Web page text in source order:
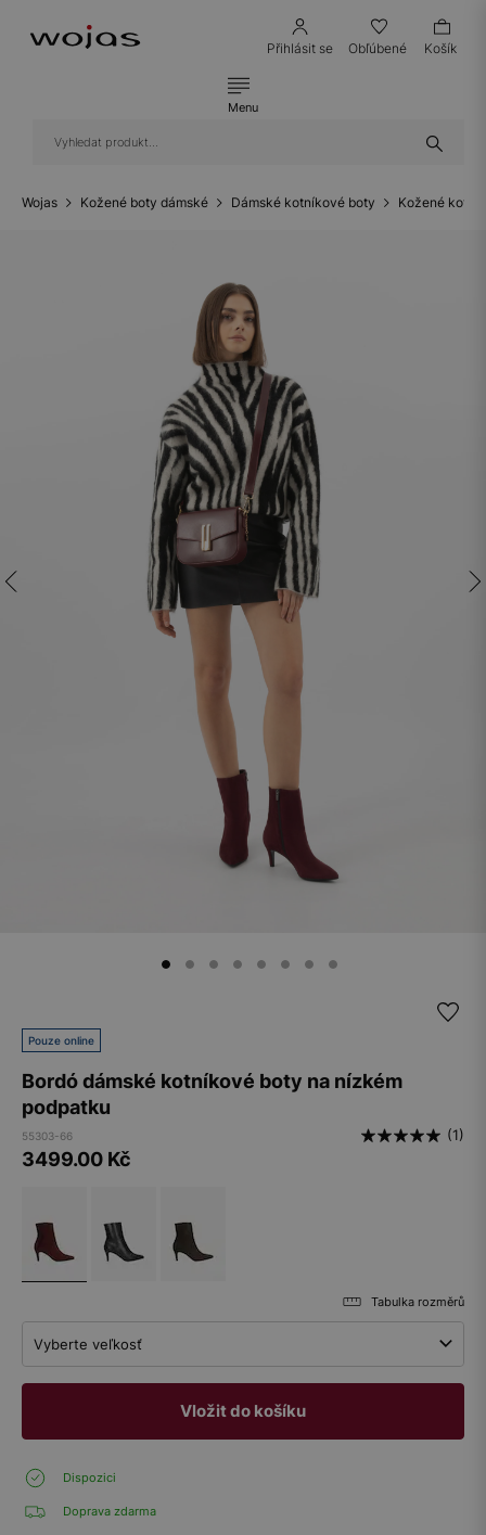
Přihlásit se Obľúbené Košík
Menu
Wojas Kožené boty dámské Dámské kotníkové boty Kožené
Pouze online
Bordó dámské kotníkové boty na nízkém
podpatku
55303-66 (1)
3499.00 Kč
Tabulka rozměrů
Vyberte veľkosť
Vložit do košíku
Dispozici
Doprava zdarma